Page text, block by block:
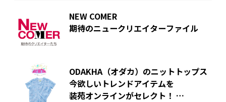
NEW COMER
期待のニュークリエイターファイル
ODAKHA（オダカ）のニットトップス
今欲しいトレンドアイテムを
装苑オンラインがセレクト！